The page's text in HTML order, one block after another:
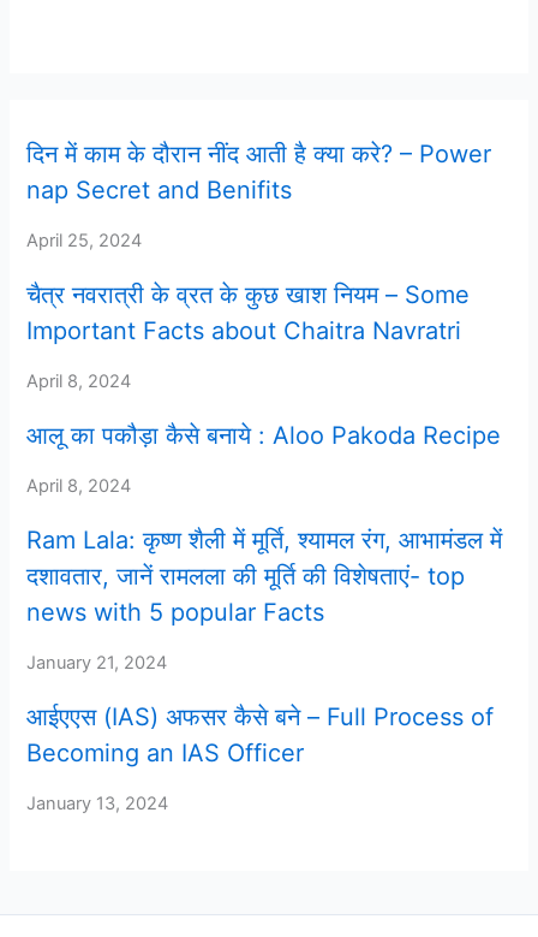
दिन में काम के दौरान नींद आती है क्या करे? – Power
nap Secret and Benifits
April 25, 2024
चैत्र नवरात्री के व्रत के कुछ खाश नियम – Some
Important Facts about Chaitra Navratri
April 8, 2024
आलू का पकौड़ा कैसे बनाये : Aloo Pakoda Recipe
April 8, 2024
Ram Lala: कृष्ण शैली में मूर्ति, श्यामल रंग, आभामंडल में
दशावतार, जानें रामलला की मूर्ति की विशेषताएं- top
news with 5 popular Facts
January 21, 2024
आईएएस (IAS) अफसर कैसे बने – Full Process of
Becoming an IAS Officer
January 13, 2024